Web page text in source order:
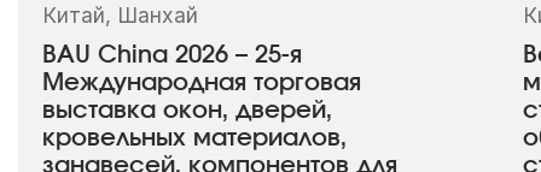
BAU China 2026 – 25-я
Международная торговая
выставка окон, дверей,
кровельных материалов,
занавесей, компонентов для
Китай, Шанхай